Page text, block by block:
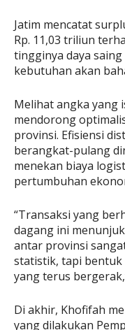
Jatim mencatat
Rp. 11,03 triliun
tingginya daya
kebutuhan akan
Melihat angka yang
mendorong
provinsi. Efisiensi
berangkat-pulang
menekan biaya
pertumbuhan
“Transaksi yang
dagang ini
antar provinsi
statistik, tapi bentuk
yang terus
Di akhir, Khofifah
yang dilakukan